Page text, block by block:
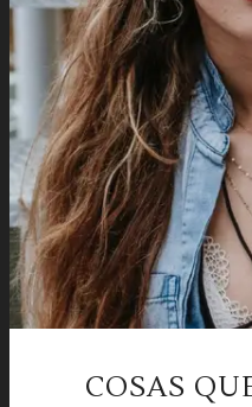
COSAS